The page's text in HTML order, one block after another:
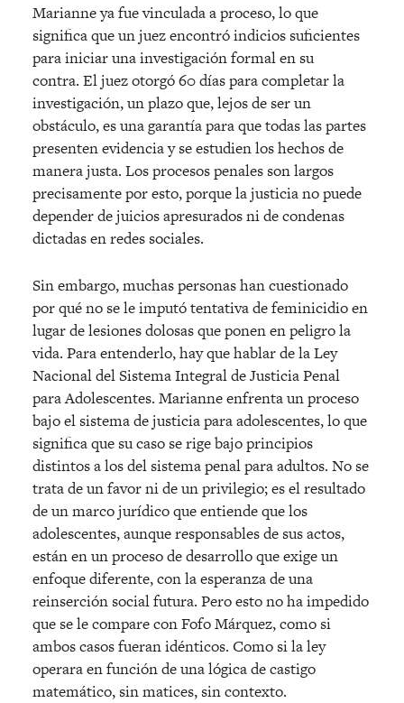
Marianne ya fue vinculada a proceso, lo que
significa que un juez encontró indicios suficientes
para iniciar una investigación formal en su
contra. El juez otorgó 60 días para completar la
investigación, un plazo que, lejos de ser un
obstáculo, es una garantía para que todas las partes
presenten evidencia y se estudien los hechos de
manera justa. Los procesos penales son largos
precisamente por esto, porque la justicia no puede
depender de juicios apresurados ni de condenas
dictadas en redes sociales.
Sin embargo, muchas personas han cuestionado
por qué no se le imputó tentativa de feminicidio en
lugar de lesiones dolosas que ponen en peligro la
vida. Para entenderlo, hay que hablar de la Ley
Nacional del Sistema Integral de Justicia Penal
para Adolescentes. Marianne enfrenta un proceso
bajo el sistema de justicia para adolescentes, lo que
significa que su caso se rige bajo principios
distintos a los del sistema penal para adultos. No se
trata de un favor ni de un privilegio; es el resultado
de un marco jurídico que entiende que los
adolescentes, aunque responsables de sus actos,
están en un proceso de desarrollo que exige un
enfoque diferente, con la esperanza de una
reinserción social futura. Pero esto no ha impedido
que se le compare con Fofo Márquez, como si
ambos casos fueran idénticos. Como si la ley
operara en función de una lógica de castigo
matemático, sin matices, sin contexto.